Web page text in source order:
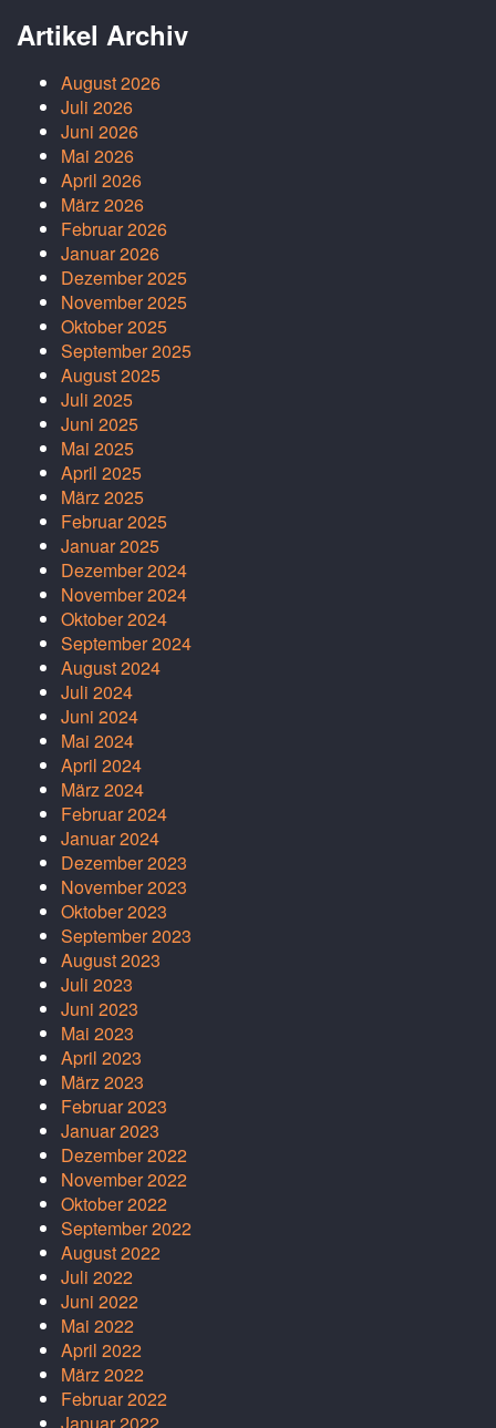
Artikel Archiv
August 2026
Juli 2026
Juni 2026
Mai 2026
April 2026
März 2026
Februar 2026
Januar 2026
Dezember 2025
November 2025
Oktober 2025
September 2025
August 2025
Juli 2025
Juni 2025
Mai 2025
April 2025
März 2025
Februar 2025
Januar 2025
Dezember 2024
November 2024
Oktober 2024
September 2024
August 2024
Juli 2024
Juni 2024
Mai 2024
April 2024
März 2024
Februar 2024
Januar 2024
Dezember 2023
November 2023
Oktober 2023
September 2023
August 2023
Juli 2023
Juni 2023
Mai 2023
April 2023
März 2023
Februar 2023
Januar 2023
Dezember 2022
November 2022
Oktober 2022
September 2022
August 2022
Juli 2022
Juni 2022
Mai 2022
April 2022
März 2022
Februar 2022